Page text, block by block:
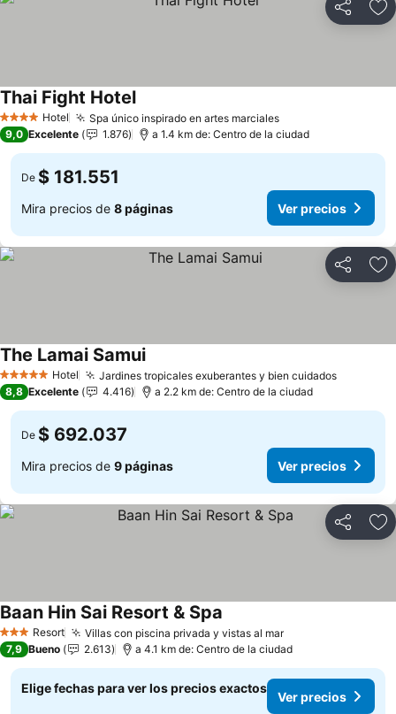
Compartir
4 EstrellasHotel Spa único inspirado en artes marciales
Thai Fight Hotel
9,0 Excelente 1.876 a 1.4 km de: Centro de la ciudad
De $ 181.551
Mira precios de 8 páginas Ver precios
Compartir
5 Estrellas Hotel Jardines tropicales exuberantes y bien cuidados
The Lamai Samui
8,8 Excelente 4.416 a 2.2 km de: Centro de la ciudad
De $ 692.037
Mira precios de 9 páginas Ver precios
Compartir
3 EstrellasResort Villas con piscina privada y vistas al mar
Baan Hin Sai Resort & Spa
7,9 Bueno 2.613 a 4.1 km de: Centro de la ciudad
Elige fechas para ver los precios exactos
Ver precios